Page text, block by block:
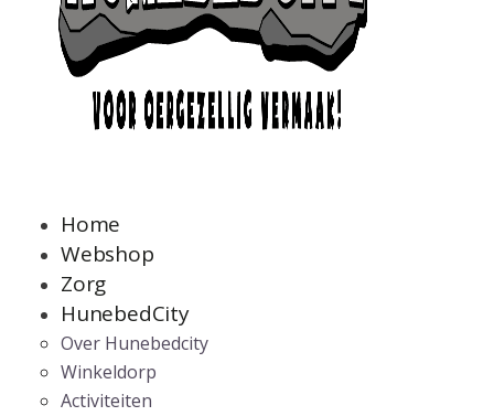
Home
Webshop
Zorg
HunebedCity
Over Hunebedcity
Winkeldorp
Activiteiten